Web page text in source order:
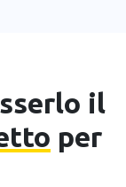
il
per